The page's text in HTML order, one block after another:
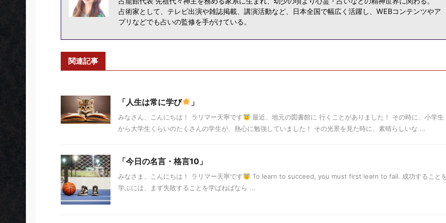
占術家として、テレビ出演や雑誌掲載、講演活動など、日本全国で幅広く活躍し、WEBコンテンツやア
プリなどでも占いの監修を手がけている。
関連記事
「人生は常に学び 」
みなさん、こんにちは！ ラリマー天寧です
最近、地元の図書館に 行くことがありました！ その時に、小学生
から大学生くらいのたくさんの学生が、熱心に勉強していました！ その光景を見た時に、素晴らしいな ...
「今日の名言・格言10」
みなさま、こんにちは！ ラリマー天寧です
To learn to succeed, you must first learn to fail. 成功すること
学ぶには、まず失敗することを学ばねばなら ...